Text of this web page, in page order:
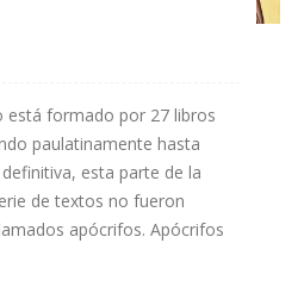
está formado por 27 libros
paulatinamente hasta
esta parte de la
de textos no fueron
apócrifos. Apócrifos